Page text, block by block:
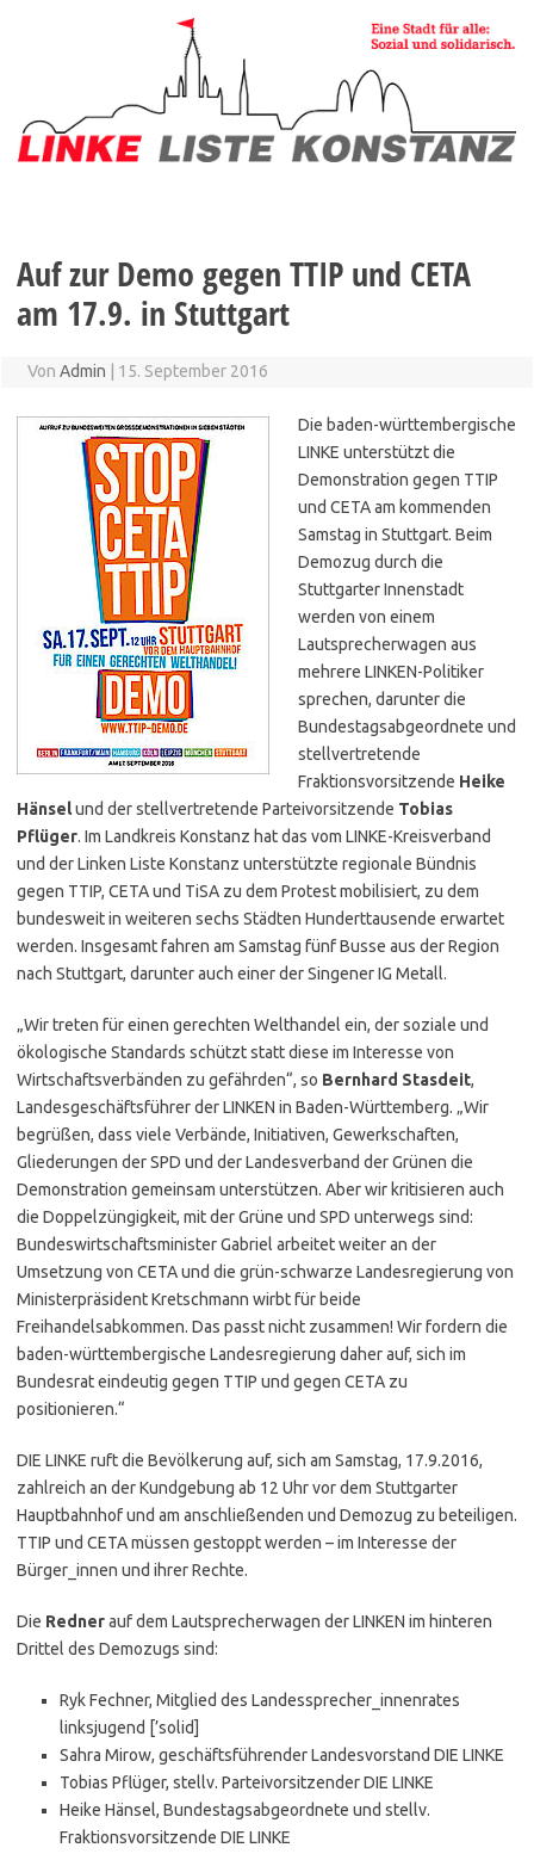
Auf zur Demo gegen TTIP und CETA
am 17.9. in Stuttgart
Von Admin 15. September 2016
Die baden-württembergische
LINKE unterstützt die
Demonstration gegen TTIP
und CETA am kommenden
Samstag in Stuttgart. Beim
Demozug durch die
Stuttgarter Innenstadt
werden von einem
Lautsprecherwagen aus
mehrere LINKEN-Politiker
sprechen, darunter die
Bundestagsabgeordnete und
stellvertretende
Fraktionsvorsitzende Heike
Hänselund der stellvertretende Parteivorsitzende Tobias
Pflüger. Im Landkreis Konstanz hat das vom LINKE-Kreisverband
und der Linken Liste Konstanz unterstützte regionale Bündnis
gegen TTIP, CETA und TiSA zu dem Protest mobilisiert, zu dem
bundesweit in weiteren sechs Städten Hunderttausende erwartet
werden. Insgesamt fahren am Samstag fünf Busse aus der Region
nach Stuttgart, darunter auch einer der Singener IG Metall.
„Wir treten für einen gerechten Welthandel ein, der soziale und
ökologische Standards schützt statt diese im Interesse von
Wirtschaftsverbänden zu gefährden“, so Bernhard Stasdeit,
Landesgeschäftsführer der LINKEN in Baden-Württemberg. „Wir
begrüßen, dass viele Verbände, Initiativen, Gewerkschaften,
Gliederungen der SPD und der Landesverband der Grünen die
Demonstration gemeinsam unterstützen. Aber wir kritisieren auch
die Doppelzüngigkeit, mit der Grüne und SPD unterwegs sind:
Bundeswirtschaftsminister Gabriel arbeitet weiter an der
Umsetzung von CETA und die grün-schwarze Landesregierung von
Ministerpräsident Kretschmann wirbt für beide
Freihandelsabkommen. Das passt nicht zusammen! Wir fordern die
baden-württembergische Landesregierung daher auf, sich im
Bundesrat eindeutig gegen TTIP und gegen CETA zu
positionieren.“
DIE LINKE ruft die Bevölkerung auf, sich am Samstag, 17.9.2016,
zahlreich an der Kundgebung ab 12 Uhr vor dem Stuttgarter
Hauptbahnhof und am anschließenden und Demozug zu beteiligen.
TTIP und CETA müssen gestoppt werden – im Interesse der
Bürger_innen und ihrer Rechte.
Die Rednerauf dem Lautsprecherwagen der LINKEN im hinteren
Drittel des Demozugs sind:
Ryk Fechner, Mitglied des Landessprecher_innenrates
linksjugend [’solid]
Sahra Mirow, geschäftsführender Landesvorstand DIE LINKE
Tobias Pflüger, stellv. Parteivorsitzender DIE LINKE
Heike Hänsel, Bundestagsabgeordnete und stellv.
Fraktionsvorsitzende DIE LINKE